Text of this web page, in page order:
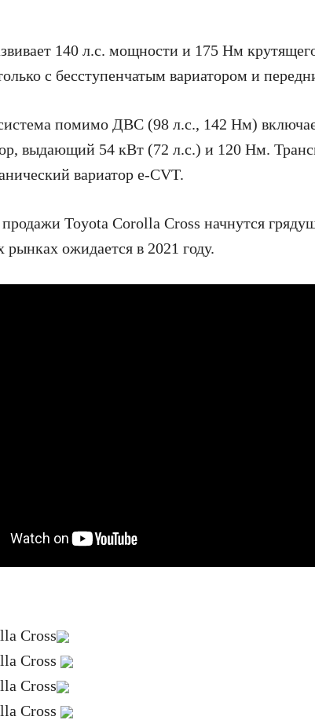
140 л.с. мощности и 175 Нм
с бесступенчатым вариатором и
помимо ДВС (98 л.с., 142 Нм)
выдающий 54 кВт (72 л.с.) и 120 Нм.
вариатор e-CVT.
Toyota Corolla Cross начнутся
рынках ожидается в 2021 году.
Cross
Cross
Cross
Cross